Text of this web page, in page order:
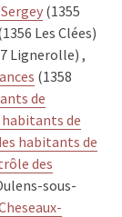
(1355
Les Clées)
Lignerolle) ,
(1358
de
de
habitants de
des
sous-